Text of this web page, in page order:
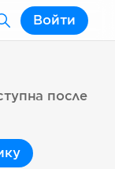
Войти
после